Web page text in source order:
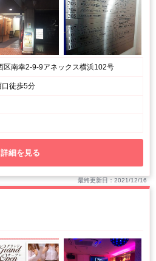
区南幸2-9-9アネックス横浜102号
口徒歩5分
詳細を見る
最終更新日：2021/12/16